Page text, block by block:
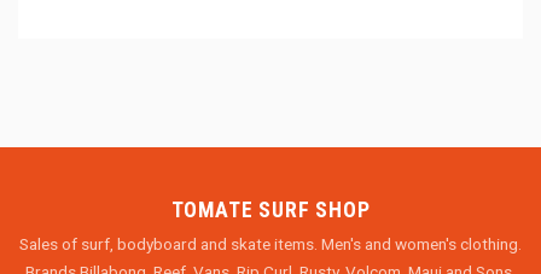
TOMATE SURF SHOP
Sales of surf, bodyboard and skate items. Men's and women's clothing.